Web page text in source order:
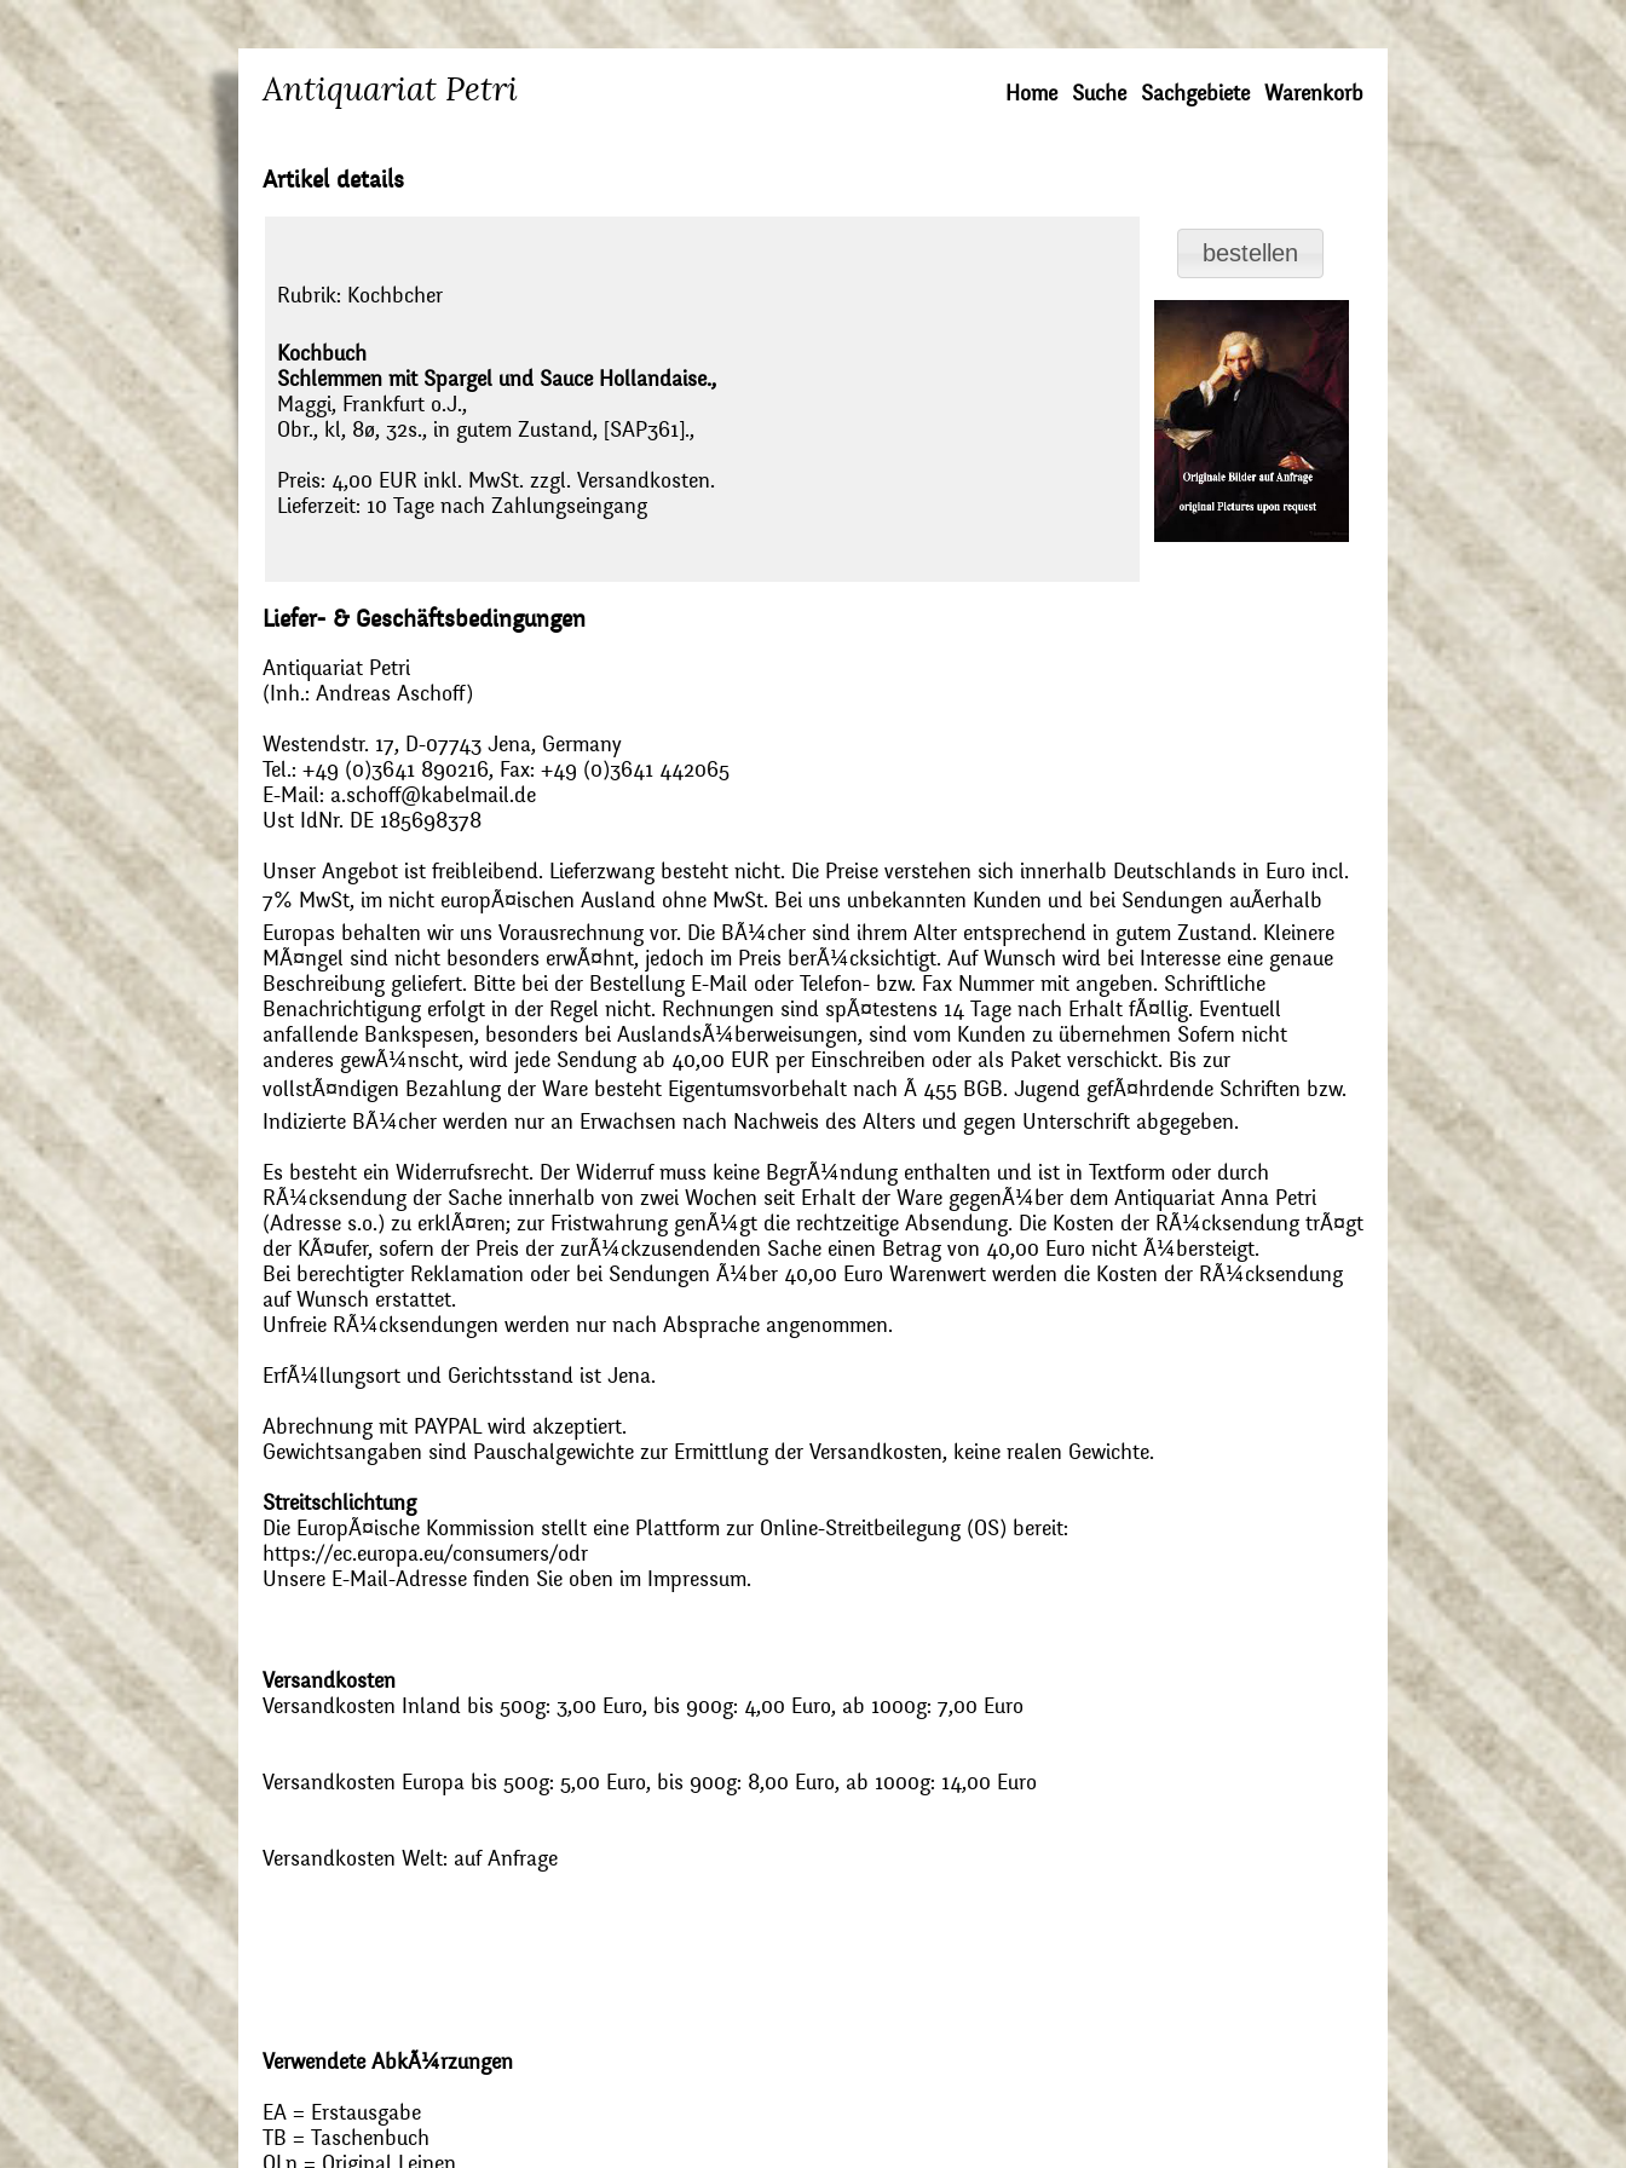
Antiquariat Petri Home Suche Sachgebiete Warenkorb
Artikel details
Rubrik: Kochbcher
Kochbuch
Schlemmen mit Spargel und Sauce Hollandaise.,
Maggi, Frankfurt o.J.,
Obr., kl, 8ø, 32s., in gutem Zustand, [SAP361].,
Preis: 4,00 EUR inkl. MwSt. zzgl. Versandkosten.
Lieferzeit: 10 Tage nach Zahlungseingang
Liefer- & Geschäftsbedingungen
Antiquariat Petri
(Inh.: Andreas Aschoff)
Westendstr. 17, D-07743 Jena, Germany
Tel.: +49 (0)3641 890216, Fax: +49 (0)3641 442065
E-Mail: a.schoff@kabelmail.de
Ust IdNr. DE 185698378
Unser Angebot ist freibleibend. Lieferzwang besteht nicht. Die Preise verstehen sich innerhalb Deutschlands in Euro incl.
7% MwSt, im nicht europÃ¤ischen Ausland ohne MwSt. Bei uns unbekannten Kunden und bei Sendungen auÃerhalb
Europas behalten wir uns Vorausrechnung vor. Die BÃ¼cher sind ihrem Alter entsprechend in gutem Zustand. Kleinere
MÃ¤ngel sind nicht besonders erwÃ¤hnt, jedoch im Preis berÃ¼cksichtigt. Auf Wunsch wird bei Interesse eine genaue
Beschreibung geliefert. Bitte bei der Bestellung E-Mail oder Telefon- bzw. Fax Nummer mit angeben. Schriftliche
Benachrichtigung erfolgt in der Regel nicht. Rechnungen sind spÃ¤testens 14 Tage nach Erhalt fÃ¤llig. Eventuell
anfallende Bankspesen, besonders bei AuslandsÃ¼berweisungen, sind vom Kunden zu übernehmen Sofern nicht
anderes gewÃ¼nscht, wird jede Sendung ab 40,00 EUR per Einschreiben oder als Paket verschickt. Bis zur
vollstÃ¤ndigen Bezahlung der Ware besteht Eigentumsvorbehalt nach Ã 455 BGB. Jugend gefÃ¤hrdende Schriften bzw.
Indizierte BÃ¼cher werden nur an Erwachsen nach Nachweis des Alters und gegen Unterschrift abgegeben.
Es besteht ein Widerrufsrecht. Der Widerruf muss keine BegrÃ¼ndung enthalten und ist in Textform oder durch
RÃ¼cksendung der Sache innerhalb von zwei Wochen seit Erhalt der Ware gegenÃ¼ber dem Antiquariat Anna Petri
(Adresse s.o.) zu erklÃ¤ren; zur Fristwahrung genÃ¼gt die rechtzeitige Absendung. Die Kosten der RÃ¼cksendung trÃ¤gt
der KÃ¤ufer, sofern der Preis der zurÃ¼ckzusendenden Sache einen Betrag von 40,00 Euro nicht Ã¼bersteigt.
Bei berechtigter Reklamation oder bei Sendungen Ã¼ber 40,00 Euro Warenwert werden die Kosten der RÃ¼cksendung
auf Wunsch erstattet.
Unfreie RÃ¼cksendungen werden nur nach Absprache angenommen.
ErfÃ¼llungsort und Gerichtsstand ist Jena.
Abrechnung mit PAYPAL wird akzeptiert.
Gewichtsangaben sind Pauschalgewichte zur Ermittlung der Versandkosten, keine realen Gewichte.
Streitschlichtung
Die EuropÃ¤ische Kommission stellt eine Plattform zur Online-Streitbeilegung (OS) bereit:
https://ec.europa.eu/consumers/odr
Unsere E-Mail-Adresse finden Sie oben im Impressum.
Versandkosten
Versandkosten Inland bis 500g: 3,00 Euro, bis 900g: 4,00 Euro, ab 1000g: 7,00 Euro
Versandkosten Europa bis 500g: 5,00 Euro, bis 900g: 8,00 Euro, ab 1000g: 14,00 Euro
Versandkosten Welt: auf Anfrage
Verwendete AbkÃ¼rzungen
EA = Erstausgabe
TB = Taschenbuch